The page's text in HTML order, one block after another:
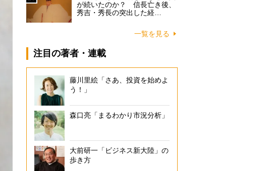
が続いたのか？ 信長亡き後、
秀吉・秀長の突出した経…
一覧を見る
注目の著者・連載
藤川里絵「さあ、投資を始めよ
う！」
森口亮「まるわかり市況分析」
大前研一「ビジネス新大陸」の
歩き方